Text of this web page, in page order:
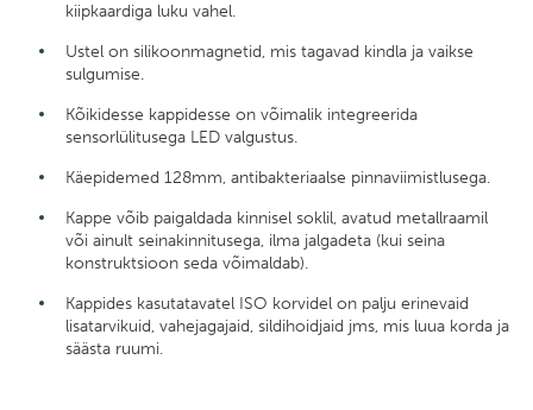
kiipkaardiga luku vahel.
Ustel on silikoonmagnetid, mis tagavad kindla ja vaikse
sulgumise.
Kõikidesse kappidesse on võimalik integreerida
sensorlülitusega LED valgustus.
Käepidemed 128mm, antibakteriaalse pinnaviimistlusega.
Kappe võib paigaldada kinnisel soklil, avatud metallraamil
või ainult seinakinnitusega, ilma jalgadeta (kui seina
konstruktsioon seda võimaldab).
Kappides kasutatavatel ISO korvidel on palju erinevaid
lisatarvikuid, vahejagajaid, sildihoidjaid jms, mis luua korda ja
säästa ruumi.